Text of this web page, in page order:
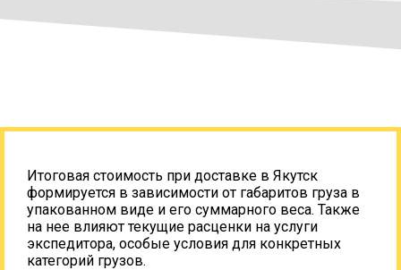
Итоговая стоимость при доставке в Якутск
формируется в зависимости от габаритов груза в
упакованном виде и его суммарного веса. Также
на нее влияют текущие расценки на услуги
экспедитора, особые условия для конкретных
категорий грузов.